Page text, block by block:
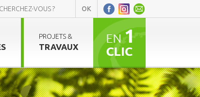
PROJETS &
TRAVAUX